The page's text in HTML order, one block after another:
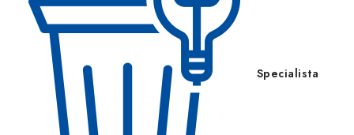
Specialista